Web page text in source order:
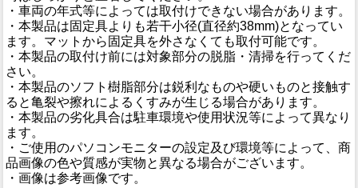
・車両の年式等によっては取付けできない場合があります。
・本製品は固定具よりも若干小径(直径約38mm)となってい
ます。マットから固定具を外さなくても取付可能です。
・本製品の取付け前には対象部分の脱脂・清掃を行ってくだ
さい。
・本製品のソフト樹脂部分は鋭利なものや硬いものと接触す
ると亀裂や擦れによるくすみが生じる場合があります。
・本製品の劣化具合は駐車環境や使用状況等によって異なり
ます。
・ご使用のパソコンモニターの設定及び環境等によって、商
品画像の色や質感が実物と異なる場合がございます。
・画像は参考画像です。